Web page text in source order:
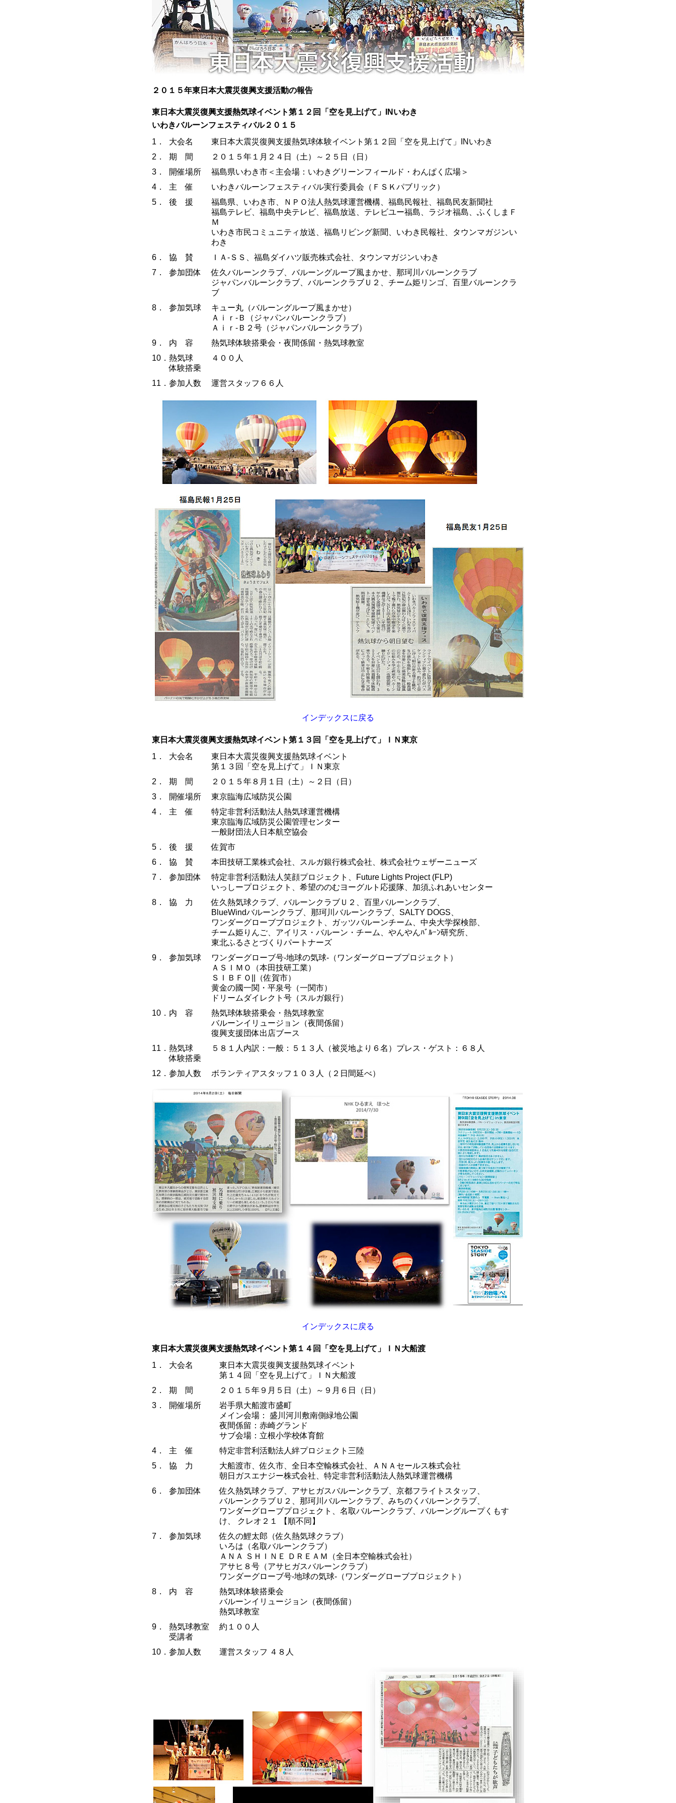
２０１５年東日本大震災復興支援活動の報告
東日本大震災復興支援熱気球イベント第１２回「空を見上げて」INいわき
いわきバルーンフェスティバル２０１５
1．
大会名
東日本大震災復興支援熱気球体験イベント第１２回「空を見上げて」INいわき
2．
期 間
２０１５年１月２４日（土）～２５日（日）
3．
開催場所
福島県いわき市＜主会場：いわきグリーンフィールド・わんぱく広場＞
4．
主 催
いわきバルーンフェスティバル実行委員会（ＦＳＫパブリック）
5．
後 援
福島県、いわき市、ＮＰＯ法人熱気球運営機構、福島民報社、福島民友新聞社
福島テレビ、福島中央テレビ、福島放送、テレビユー福島、ラジオ福島、ふくしまＦ
Ｍ
いわき市民コミュニティ放送、福島リビング新聞、いわき民報社、タウンマガジンい
わき
6．
協 賛
ＩＡ-ＳＳ、福島ダイハツ販売株式会社、タウンマガジンいわき
7．
参加団体
佐久バルーンクラブ、バルーングループ風まかせ、那珂川バルーンクラブ
ジャパンバルーンクラブ、バルーンクラブＵ２、チーム姫リンゴ、百里バルーンクラ
ブ
8．
参加気球
キュー丸（バルーングループ風まかせ）
Ａｉｒ-Ｂ（ジャパンバルーンクラブ）
Ａｉｒ-Ｂ２号（ジャパンバルーンクラブ）
9．
内 容
熱気球体験搭乗会・夜間係留・熱気球教室
10． 熱気球
体験搭乗
４００人
11． 参加人数 運営スタッフ６６人
インデックスに戻る
東日本大震災復興支援熱気球イベント第１３回「空を見上げて」ＩＮ東京
1．
大会名
東日本大震災復興支援熱気球イベント
第１３回「空を見上げて」ＩＮ東京
2．
期 間
２０１５年８月１日（土）～２日（日）
3．
開催場所
東京臨海広域防災公園
4．
主 催
特定非営利活動法人熱気球運営機構
東京臨海広域防災公園管理センター
一般財団法人日本航空協会
5．
後 援
佐賀市
6．
協 賛
本田技研工業株式会社、スルガ銀行株式会社、株式会社ウェザーニューズ
7．
参加団体
特定非営利活動法人笑顔プロジェクト、Future Lights Project (FLP)
いっしープロジェクト、希望ののむヨーグルト応援隊、加須ふれあいセンター
8．
協 力
佐久熱気球クラブ、バルーンクラブＵ２、百里バルーンクラブ、
BlueWindバルーンクラブ、那珂川バルーンクラブ、SALTY DOGS、
ワンダーグローブプロジェクト、ガッツバルーンチーム、中央大学探検部、
チーム姫りんご、アイリス・バルーン・チーム、やんやんﾊﾞﾙｰﾝ研究所、
東北ふるさとづくりパートナーズ
9．
参加気球
ワンダーグローブ号-地球の気球-（ワンダーグローブプロジェクト）
ＡＳＩＭＯ（本田技研工業）
ＳＩＢＦＯ||（佐賀市）
黄金の國一関・平泉号（一関市）
ドリームダイレクト号（スルガ銀行）
10． 内 容
熱気球体験搭乗会・熱気球教室
バルーンイリュージョン（夜間係留）
復興支援団体出店ブース
11． 熱気球
体験搭乗
５８１人内訳：一般：５１３人（被災地より６名）プレス・ゲスト：６８人
12． 参加人数 ボランティアスタッフ１０３人（２日間延べ）
インデックスに戻る
東日本大震災復興支援熱気球イベント第１４回「空を見上げて」ＩＮ大船渡
1．
大会名
東日本大震災復興支援熱気球イベント
第１４回「空を見上げて」ＩＮ大船渡
2．
期 間
２０１５年９月５日（土）～９月６日（日）
3．
開催場所
岩手県大船渡市盛町
メイン会場： 盛川河川敷南側緑地公園
夜間係留：赤崎グランド
サブ会場：立根小学校体育館
4．
主 催
特定非営利活動法人絆プロジェクト三陸
5．
協 力
大船渡市、佐久市、全日本空輸株式会社、ＡＮＡセールス株式会社
朝日ガスエナジー株式会社、特定非営利活動法人熱気球運営機構
6．
参加団体
佐久熱気球クラブ、アサヒガスバルーンクラブ、京都フライトスタッフ、
バルーンクラブＵ２、那珂川バルーンクラブ、みちのくバルーンクラブ、
ワンダーグローブプロジェクト、名取バルーンクラブ、バルーングループくもす
け、 クレオ２１ 【順不同】
7．
参加気球
佐久の鯉太郎（佐久熱気球クラブ）
いろは（名取バルーンクラブ）
ＡＮＡ ＳＨＩＮＥ ＤＲＥＡＭ（全日本空輸株式会社）
アサヒ８号（アサヒガスバルーンクラブ）
ワンダーグローブ号-地球の気球-（ワンダーグローブプロジェクト）
8．
内 容
熱気球体験搭乗会
バルーンイリュージョン（夜間係留）
熱気球教室
9．
熱気球教室
受講者
約１００人
10． 参加人数 運営スタッフ ４８人